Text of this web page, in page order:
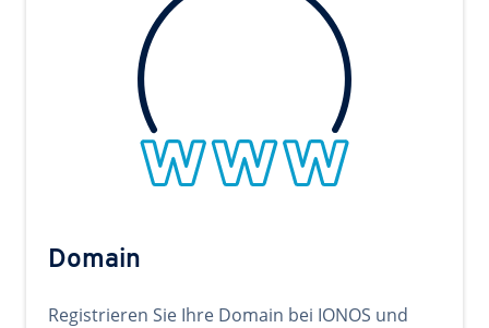
Domain
Registrieren Sie Ihre Domain bei IONOS und